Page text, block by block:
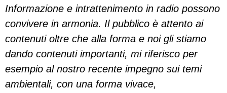
Informazione e intrattenimento in radio possono
convivere in armonia. Il pubblico è attento ai
contenuti oltre che alla forma e noi gli stiamo
dando contenuti importanti, mi riferisco per
esempio al nostro recente impegno sui temi
ambientali, con una forma vivace,